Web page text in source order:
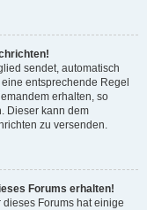
sendet, automatisch
entsprechende Regel
erhalten, so
Dieser kann dem
zu versenden.
Forums erhalten!
Forums hat einige